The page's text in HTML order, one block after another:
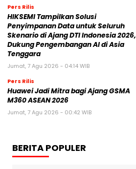
Pers Rilis
HIKSEMI Tampilkan Solusi
Penyimpanan Data untuk Seluruh
Skenario di Ajang DTI Indonesia 2026,
Dukung Pengembangan AI di Asia
Tenggara
Jumat, 7 Agu 2026 - 04:14 WIB
Pers Rilis
Huawei Jadi Mitra bagi Ajang GSMA
M360 ASEAN 2026
Jumat, 7 Agu 2026 - 00:42 WIB
BERITA POPULER